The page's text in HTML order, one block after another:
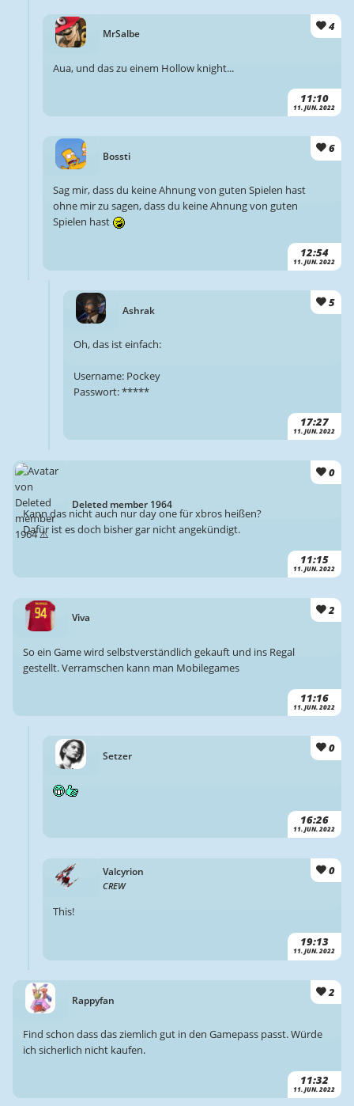
MrSalbe
4
11:10
11. JUN. 2022
Aua, und das zu einem Hollow knight...
Bossti
6
12:54
11. JUN. 2022
Sag mir, dass du keine Ahnung von guten Spielen hast
ohne mir zu sagen, dass du keine Ahnung von guten
Spielen hast
Ashrak
5
17:27
11. JUN. 2022
Oh, das ist einfach:
Username: Pockey
Passwort: *****
Deleted member 1964
0
11:15
11. JUN. 2022
Kann das nicht auch nur day one für xbros heißen?
Dafür ist es doch bisher gar nicht angekündigt.
Viva
2
11:16
11. JUN. 2022
So ein Game wird selbstverständlich gekauft und ins Regal
gestellt. Verramschen kann man Mobilegames
Setzer
0
16:26
11. JUN. 2022
Valcyrion
CREW
0
19:13
11. JUN. 2022
This!
Rappyfan
2
11:32
11. JUN. 2022
Find schon dass das ziemlich gut in den Gamepass passt. Würde
ich sicherlich nicht kaufen.